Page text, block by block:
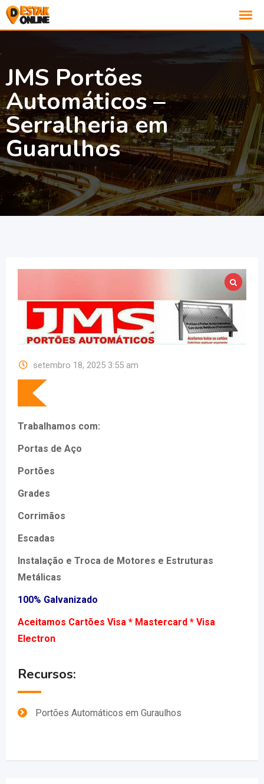
JMS Portões
Automáticos –
Serralheria em
Guarulhos
setembro 18, 2025 3:55 am
Trabalhamos com:
Portas de Aço
Portões
Grades
Corrimãos
Escadas
Instalação e Troca de Motores e Estruturas
Metálicas
100% Galvanizado
Aceitamos Cartões Visa * Mastercard * Visa
Electron
Recursos:
Portões Automáticos em Guraulhos